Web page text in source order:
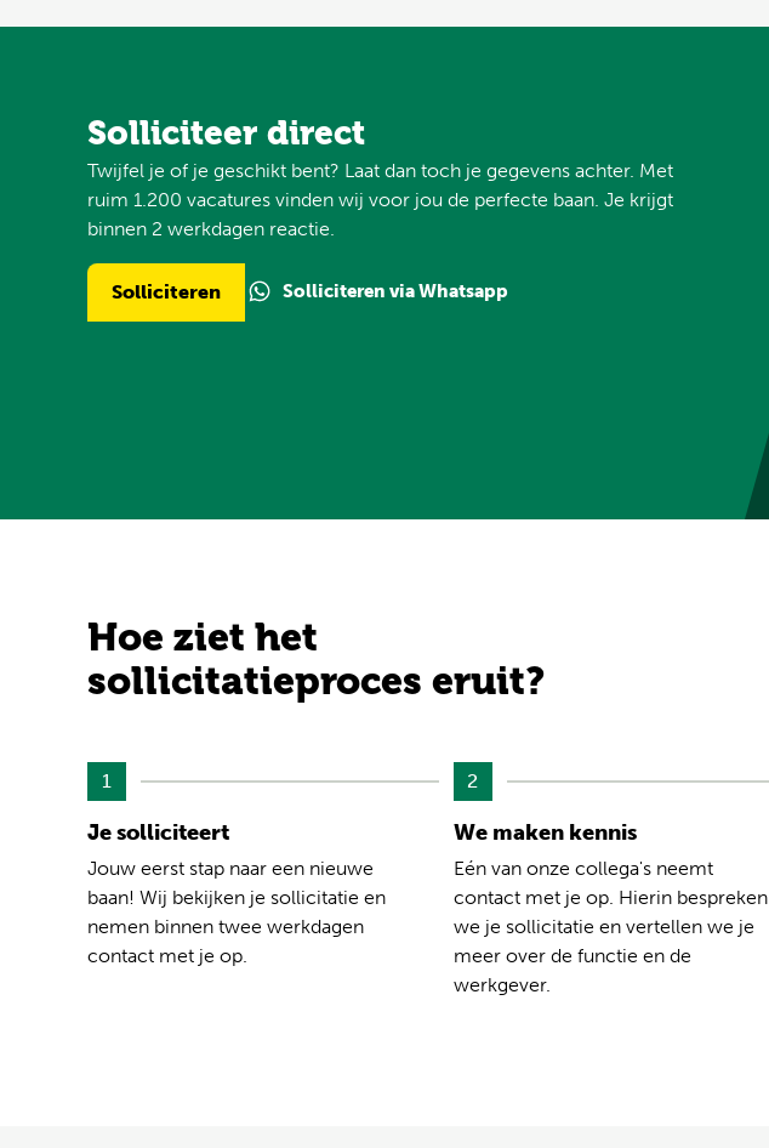
Solliciteer direct
Twijfel je of je geschikt bent? Laat dan toch je gegevens achter. Met
ruim 1.200 vacatures vinden wij voor jou de perfecte baan. Je krijgt
binnen 2 werkdagen reactie.
Solliciteren Solliciteren via Whatsapp
Hoe ziet het
sollicitatieproces eruit?
1
Je solliciteert
Jouw eerst stap naar een nieuwe
baan! Wij bekijken je sollicitatie en
nemen binnen twee werkdagen
contact met je op.
2
We maken kennis
Eén van onze collega's neemt
contact met je op. Hierin bespreken
we je sollicitatie en vertellen we je
meer over de functie en de
werkgever.